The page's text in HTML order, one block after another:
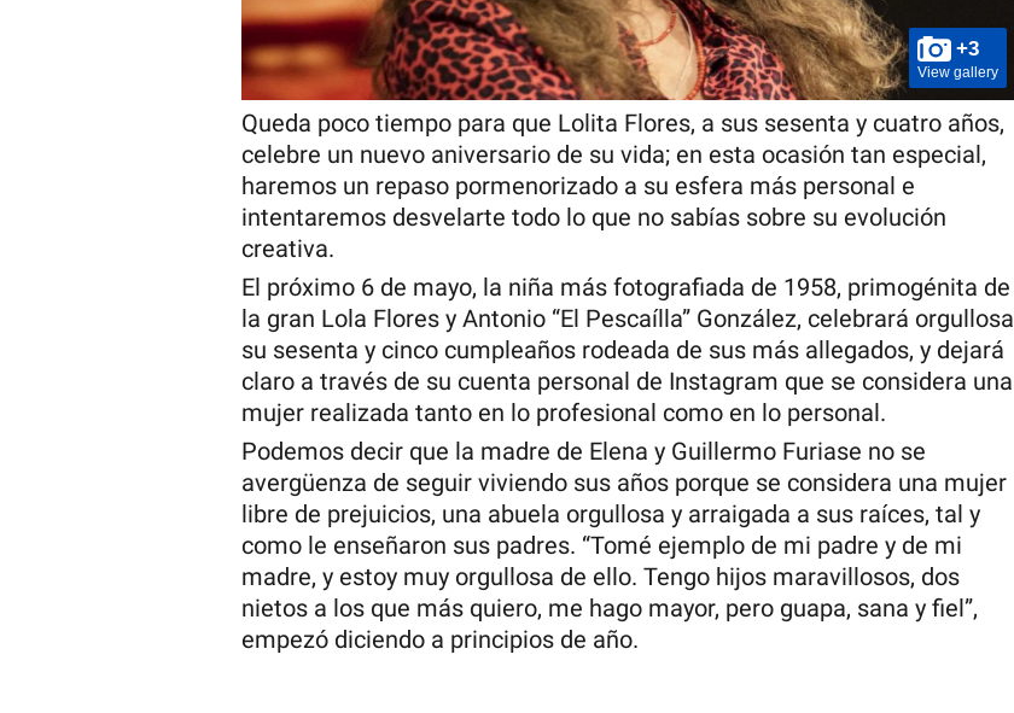
+3
View gallery
Queda poco tiempo para que Lolita Flores, a sus sesenta y cuatro años,
celebre un nuevo aniversario de su vida; en esta ocasión tan especial,
haremos un repaso pormenorizado a su esfera más personal e
intentaremos desvelarte todo lo que no sabías sobre su evolución
creativa.
El próximo 6 de mayo, la niña más fotografiada de 1958, primogénita de
la gran Lola Flores y Antonio “El Pescaílla” González, celebrará orgullosa
su sesenta y cinco cumpleaños rodeada de sus más allegados, y dejará
claro a través de su cuenta personal de Instagram que se considera una
mujer realizada tanto en lo profesional como en lo personal.
Podemos decir que la madre de Elena y Guillermo Furiase no se
avergüenza de seguir viviendo sus años porque se considera una mujer
libre de prejuicios, una abuela orgullosa y arraigada a sus raíces, tal y
como le enseñaron sus padres. “Tomé ejemplo de mi padre y de mi
madre, y estoy muy orgullosa de ello. Tengo hijos maravillosos, dos
nietos a los que más quiero, me hago mayor, pero guapa, sana y fiel”,
empezó diciendo a principios de año.